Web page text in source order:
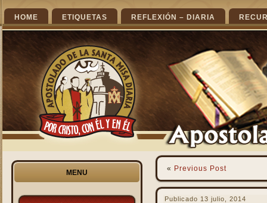
HOME ETIQUETAS REFLEXIÓN – DIARIA
MENU « Previous Post
Publicado 13 julio, 2014